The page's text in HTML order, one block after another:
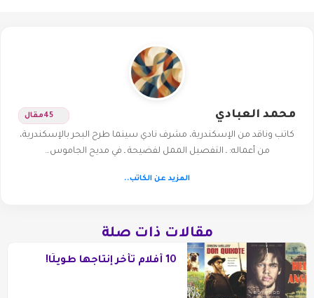
محمد العبادي 45مقال
كاتب وناقد من الإسكندرية، مشرف نادي سينما طرح البحر بالإسكندرية،
من أعماله: ـ التفصيل الممل لفضيحة ـ في مديح الجاموس…
المزيد عن الكاتب..
مقالات ذات صلة
10 أفلام تأخر إنتاجها طويلًا!